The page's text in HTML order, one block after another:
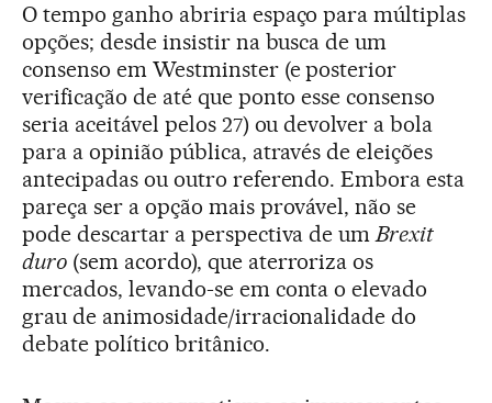
O tempo ganho abriria espaço para múltiplas
opções; desde insistir na busca de um
consenso em Westminster (e posterior
verificação de até que ponto esse consenso
seria aceitável pelos 27) ou devolver a bola
para a opinião pública, através de eleições
antecipadas ou outro referendo. Embora esta
pareça ser a opção mais provável, não se
pode descartar a perspectiva de umBrexit
duro(sem acordo), que aterroriza os
mercados, levando-se em conta o elevado
grau de animosidade/irracionalidade do
debate político britânico.